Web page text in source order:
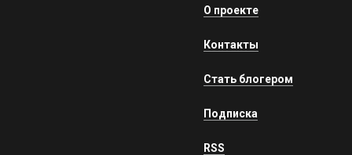
О проекте
Контакты
Стать блогером
Подписка
RSS